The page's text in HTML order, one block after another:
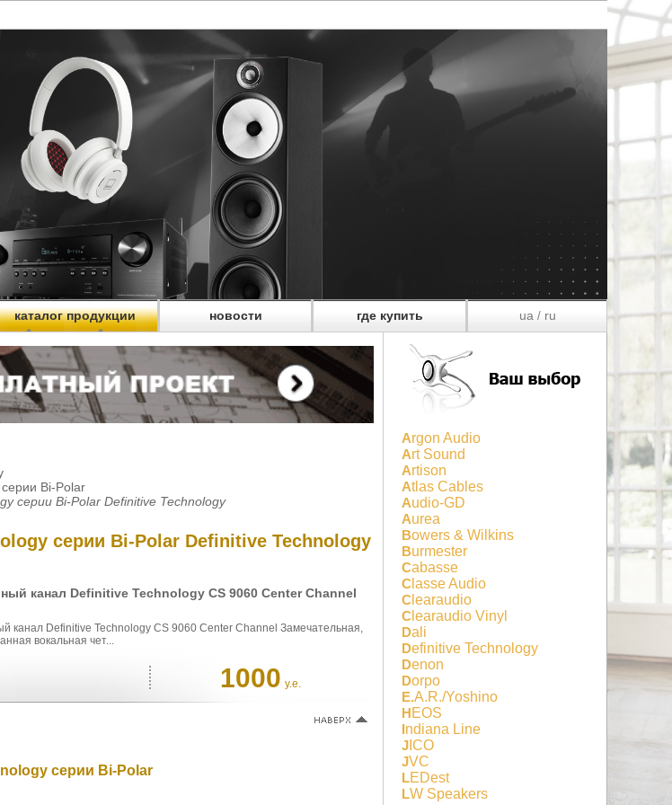
каталог продукции новости где купить ua/ ru
Bi-Polar
серии Bi-Polar Definitive Technology
серии Bi-Polar Definitive Technology
канал Definitive Technology CS 9060 Center Channel
канал Definitive Technology CS 9060 Center Channel Замечательная,
вокальная чет...
1000 у.е.
серии Bi-Polar
Argon Audio
Art Sound
Artison
Atlas Cables
Audio-GD
Aurea
Bowers & Wilkins
Burmester
Cabasse
Classe Audio
Clearaudio
Clearaudio Vinyl
Dali
Definitive Technology
Denon
Dorpo
E.A.R./Yoshino
HEOS
Indiana Line
JICO
JVC
LEDest
LW Speakers